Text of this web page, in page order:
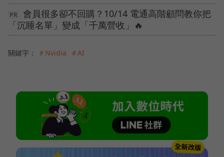
會員很多卻不回購？10/14 電通高階顧問教你把
「沉睡名單」變成「千萬營收」🔥
關鍵字： ＃Nvidia ＃AI